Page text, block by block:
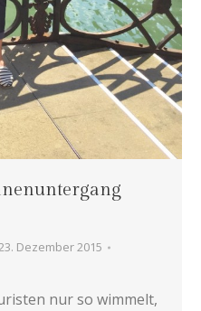
Dezember 2015
nur so wimmelt,